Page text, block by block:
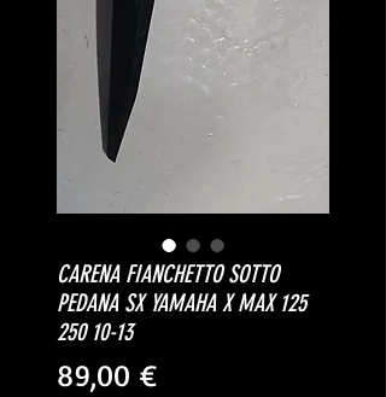
CARENA FIANCHETTO SOTTO
PEDANA SX YAMAHA X MAX 125
250 10-13
89,00 €Prezzo